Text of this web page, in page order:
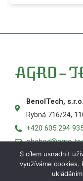
BenolTech, s.r.o.
Rybná 716/24,
+420 605 294
obchod@agro-
S cílem usnadnit
využíváme cookies.